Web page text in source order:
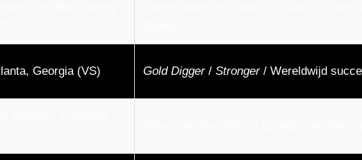
Georgia (VS) Gold Digger/ Stronger/ Wereldwijd